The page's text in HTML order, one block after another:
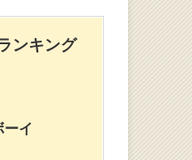
ンキング
ーイ